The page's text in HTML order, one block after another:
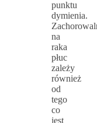
punktu
dymienia.
na
raka
płuc
zależy
również
od
tego
co
jest